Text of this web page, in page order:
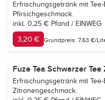
Erfrischungsgetränk mit
Pfirsichgeschmack.
inkl. 0,25 € Pfand / EINWEG
3,20 € Grundpreis: 7,63 €/
Fuze Tea Schwarzer
Erfrischungsgetränk mit
Zitronengeschmack.